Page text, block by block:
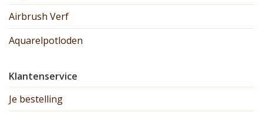
Airbrush Verf
Aquarelpotloden
Klantenservice
Je bestelling